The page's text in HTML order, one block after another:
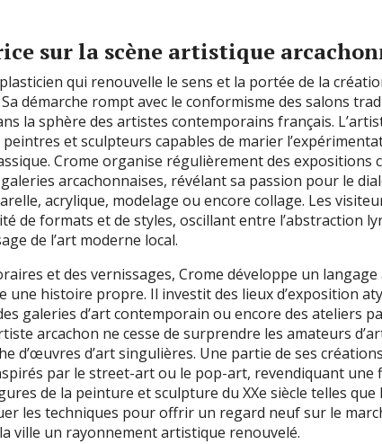
sur la scène artistique
qui renouvelle le sens et la portée de la
démarche rompt avec le conformisme des salons
la sphère des artistes contemporains français.
et sculpteurs capables de marier
Crome organise régulièrement des expositions
arcachonnaises, révélant sa passion pour le
acrylique, modelage ou encore collage. Les
de formats et de styles, oscillant entre l’abstraction
de l’art moderne local.
et des vernissages, Crome développe un
une histoire propre. Il investit des lieux d’exposition
galeries d’art contemporain ou encore des ateliers
arcachon ne cesse de surprendre les amateurs
d’œuvres d’art singulières. Une partie de ses
par le street-art ou le pop-art, revendiquant une
de la peinture et sculpture du XXe siècle telles que
les techniques pour offrir un regard neuf sur le
ville un rayonnement artistique renouvelé.